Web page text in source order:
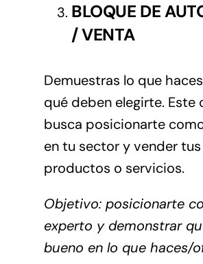
BLOQUE DE
/ VENTA
Demuestras lo que
qué deben elegirte. Este
busca posicionarte
en tu sector y vender tus
productos o servicios.
Objetivo: posicionarte
experto y demonstrar
bueno en lo que haces/